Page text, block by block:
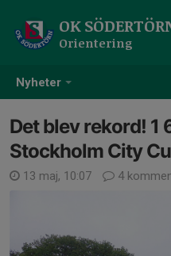
Nyheter
OK
Orientering
Det blev rekord! 1
Stockholm City
13 maj, 10:07 4